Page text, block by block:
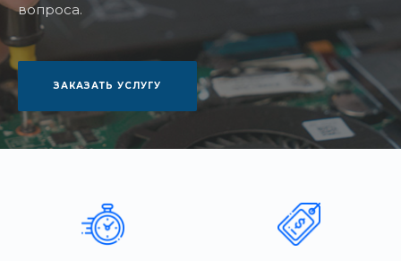
вопроса.
ЗАКАЗАТЬ УСЛУГУ